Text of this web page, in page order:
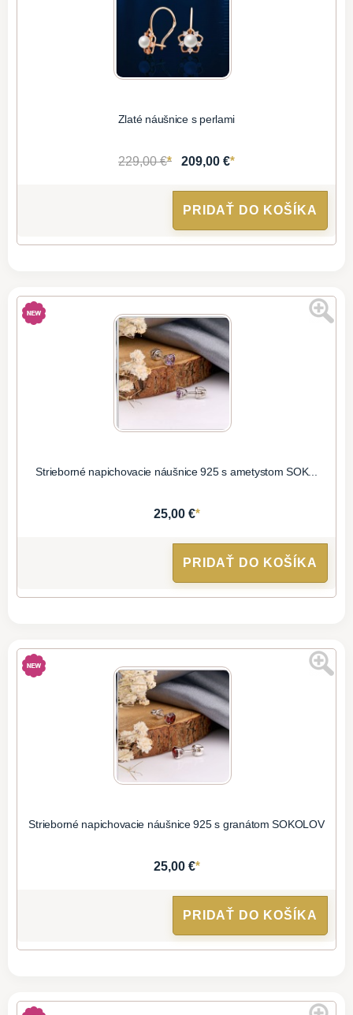
Zlaté náušnice s perlami
229,00 €* 209,00 €*
PRIDAŤ DO KOŠÍKA
Strieborné napichovacie náušnice 925 s ametystom SOK...
25,00 €*
PRIDAŤ DO KOŠÍKA
Strieborné napichovacie náušnice 925 s granátom SOKOLOV
25,00 €*
PRIDAŤ DO KOŠÍKA